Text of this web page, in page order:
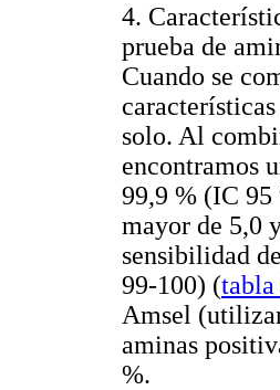
4.
prueba de
Cuando se
solo. Al
encontramos
99,9 % (IC
mayor de 5,0
sensibilidad
99-100) (tabla
Amsel
aminas
%.